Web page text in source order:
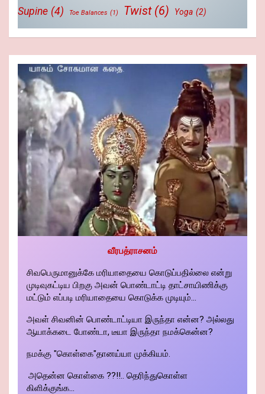
Supine (4) Toe Balances (1) Twist (6) Yoga (2)
வீரபத்ராசனம்
சிவபெருமானுக்கே மரியாதையை கொடுப்பதில்லை என்று
முடிவுகட்டிய பிறகு அவன் பொண்டாட்டி தாட்சாயிணிக்கு
மட்டும் எப்படி மரியாதையை கொடுக்க முடியும்...
அவள் சிவனின் பொண்டாட்டியா இருந்தா என்ன? அல்லது
ஆயாக்கடை போண்டா, டீயா இருந்தா நமக்கென்ன?
நமக்கு "கொள்கை"தானய்யா முக்கியம்.
அதென்ன கொள்கை ??!!.. தெரிந்துகொள்ள
கிளிக்குங்க...